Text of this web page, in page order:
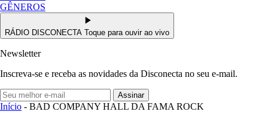
GÊNEROS
RÁDIO DISCONECTA Toque para ouvir ao vivo
Newsletter
Inscreva-se e receba as novidades da Disconecta no seu e-mail.
Assinar
Início - BAD COMPANY HALL DA FAMA ROCK